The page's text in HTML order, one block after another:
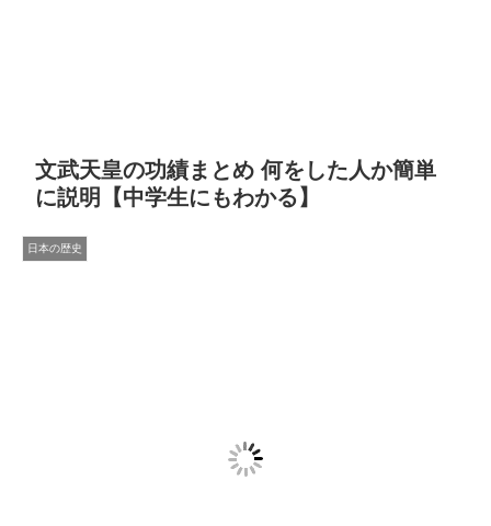
文武天皇の功績まとめ 何をした人か簡単
に説明【中学生にもわかる】
日本の歴史